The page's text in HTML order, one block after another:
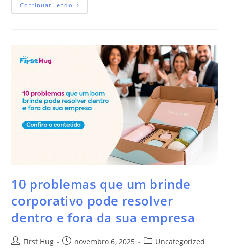
Continuar Lendo
10 problemas que um brinde
corporativo pode resolver
dentro e fora da sua empresa
First Hug novembro 6, 2025 Uncategorized